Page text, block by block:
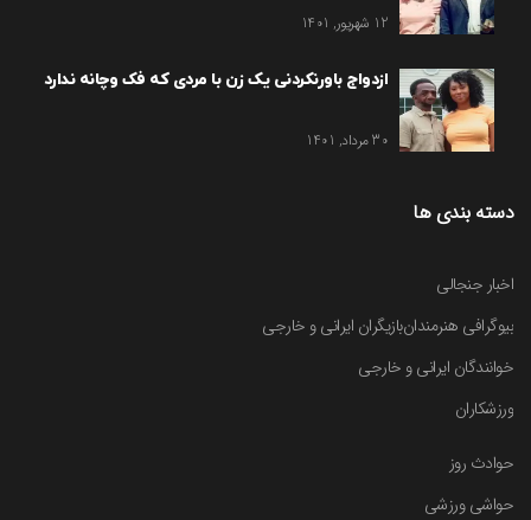
12 شهریور, 1401
ازدواج باورنکردنی یک زن با مردی که فک وچانه ندارد
30 مرداد, 1401
دسته بندی ها
اخبار جنجالی
بیوگرافی هنرمندانبازیگران ایرانی و خارجی
خوانندگان ایرانی و خارجی
ورزشکاران
حوادث روز
حواشی ورزشی